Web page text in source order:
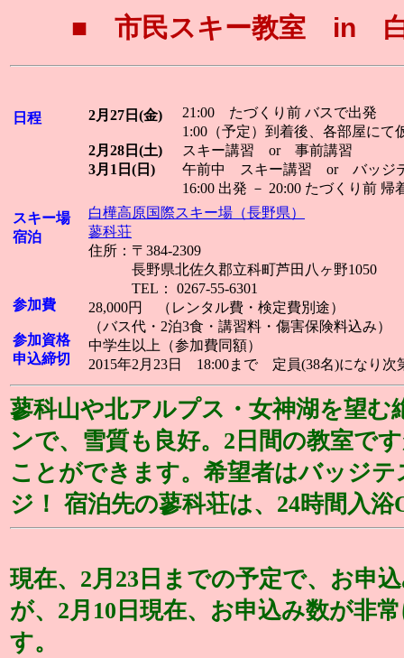
■ 市民スキー教室 in
日程 2月27日(金)
2月28日(土)
3月1日(日)
21:00 たづくり前 バスで出発
1:00（予定）到着後、各部屋にて
スキー講習 or 事前講習
午前中 スキー講習 or バッジ
16:00 出発 － 20:00 たづくり前 帰
スキー場
宿泊
参加費
参加資格
申込締切
白樺高原国際スキー場（長野県）
蓼科荘
住所：〒384-2309
長野県北佐久郡立科町芦田八ヶ野1050
TEL： 0267-55-6301
28,000円 （レンタル費・検定費別途）
（バス代・2泊3食・講習料・傷害保険料込み）
中学生以上（参加費同額）
2015年2月23日 18:00まで 定員(38名)になり次
蓼科山や北アルプス・女神湖を望む
ンで、雪質も良好。2日間の教室で
ことができます。希望者はバッジ
ジ！ 宿泊先の蓼科荘は、24時間入浴
現在、2月23日までの予定で、お申
が、2月10日現在、お申込み数が非
す。